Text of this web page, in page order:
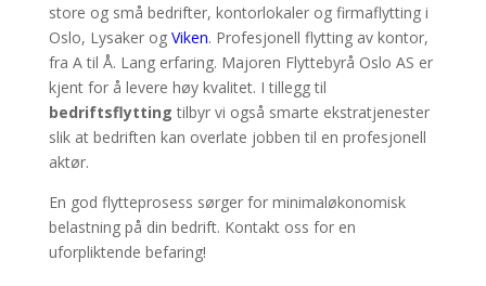
store og små bedrifter, kontorlokaler og firmaflytting i
Oslo, Lysaker og Viken. Profesjonell flytting av kontor,
fra A til Å. Lang erfaring. Majoren Flyttebyrå Oslo AS er
kjent for å levere høy kvalitet. I tillegg til
bedriftsflytting tilbyr vi også smarte ekstratjenester
slik at bedriften kan overlate jobben til en profesjonell
aktør.
En god flytteprosess sørger for minimaløkonomisk
belastning på din bedrift. Kontakt oss for en
uforpliktende befaring!